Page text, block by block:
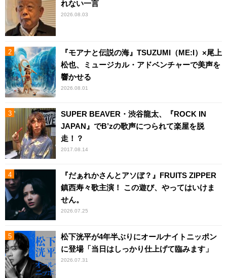
れない一言
2026.08.03
『モアナと伝説の海』TSUZUMI（ME:I）×尾上
松也、ミュージカル・アドベンチャーで美声を
響かせる
2026.08.01
SUPER BEAVER・渋谷龍太、『ROCK IN
JAPAN』でB’zの歌声につられて楽屋を脱
走！？
2017.08.14
『だぁれかさんとアソぼ？』FRUITS ZIPPER
鎮西寿々歌主演！ この遊び、やってはいけま
せん。
2026.07.25
松下洸平が4年半ぶりにオールナイトニッポン
に登場「当日はしっかり仕上げて臨みます」
2026.07.31